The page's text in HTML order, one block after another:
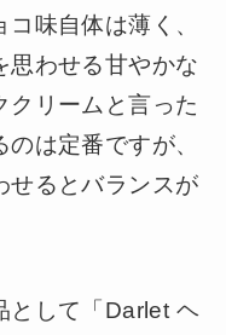
味自体は薄く、
思わせる甘やかな
クリームと言った
は定番ですが、
せるとバランスが
として「Darlet ヘ